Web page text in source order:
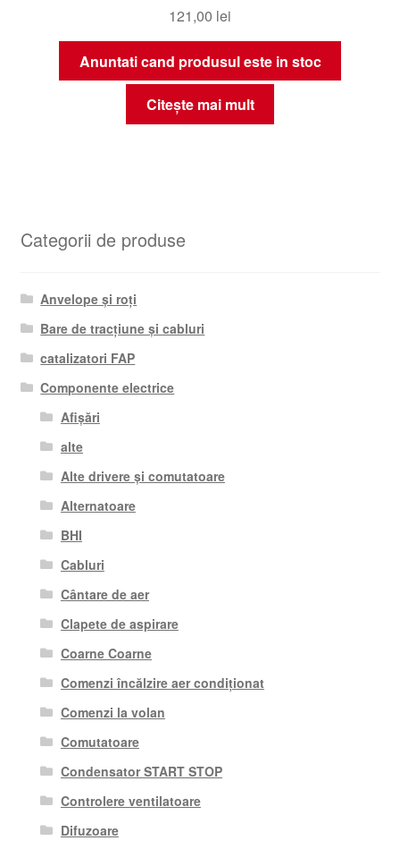
121,00 lei
Anuntati cand produsul este in stoc
Citește mai mult
Categorii de produse
Anvelope și roți
Bare de tracțiune și cabluri
catalizatori FAP
Componente electrice
Afișări
alte
Alte drivere și comutatoare
Alternatoare
BHI
Cabluri
Cântare de aer
Clapete de aspirare
Coarne Coarne
Comenzi încălzire aer condiționat
Comenzi la volan
Comutatoare
Condensator START STOP
Controlere ventilatoare
Difuzoare